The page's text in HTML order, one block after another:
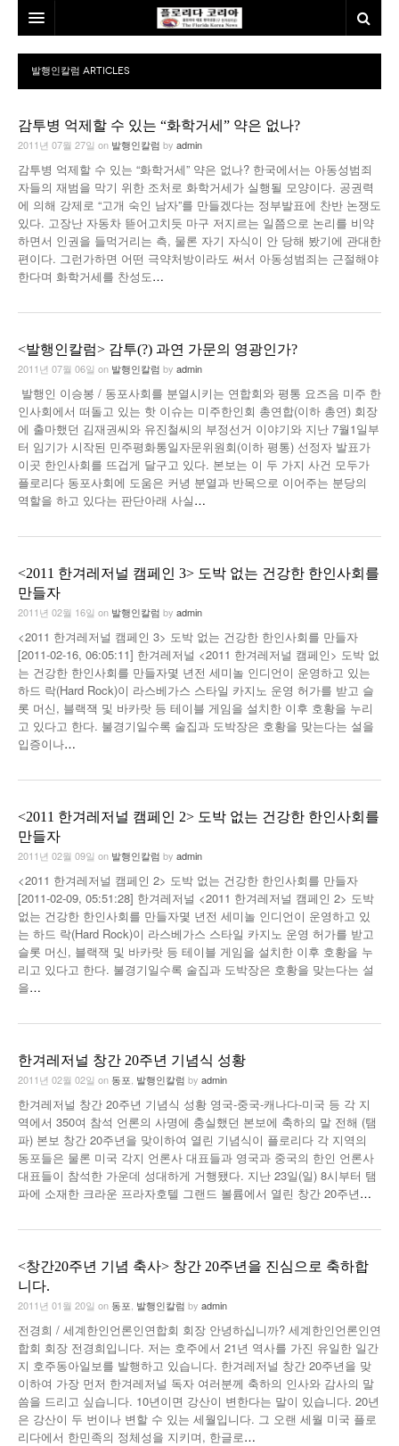
홈
본사소개
뉴스
동포
미국
칼럼
발행인칼럼
김명열칼럼
이명덕칼럼
김선옥칼럼
김원동칼럼
건강
본보특집
100인선/독자광장
100인선
독자광장
여행
인근여행지
낚시/비치
골프
인터뷰/탐방
발행인칼럼 ARTICLES
감투병 억제할 수 있는 “화학거세” 약은 없나?
2011년 07월 27일 on 발행인칼럼 by admin
감투병 억제할 수 있는 “화학거세” 약은 없나? 한국에서는 아동성범죄
자들의 재범을 막기 위한 조처로 화학거세가 실행될 모양이다. 공권력
에 의해 강제로 “고개 숙인 남자”를 만들겠다는 정부발표에 찬반 논쟁도
있다. 고장난 자동차 뜯어고치듯 마구 저지르는 일쯤으로 논리를 비약
하면서 인권을 들먹거리는 측, 물론 자기 자식이 안 당해 봤기에 관대한
편이다. 그런가하면 어떤 극약처방이라도 써서 아동성범죄는 근절해야
한다며 화학거세를 찬성도…
<발행인칼럼> 감투(?) 과연 가문의 영광인가?
2011년 07월 06일 on 발행인칼럼 by admin
발행인 이승봉 / 동포사회를 분열시키는 연합회와 평통 요즈음 미주 한
인사회에서 떠돌고 있는 핫 이슈는 미주한인회 총연합(이하 총연) 회장
에 출마했던 김재권씨와 유진철씨의 부정선거 이야기와 지난 7월1일부
터 임기가 시작된 민주평화통일자문위원회(이하 평통) 선정자 발표가
이곳 한인사회를 뜨겁게 달구고 있다. 본보는 이 두 가지 사건 모두가
플로리다 동포사회에 도움은 커녕 분열과 반목으로 이어주는 분당의
역할을 하고 있다는 판단아래 사실…
<2011 한겨레저널 캠페인 3> 도박 없는 건강한 한인사회를
만들자
2011년 02월 16일 on 발행인칼럼 by admin
<2011 한겨레저널 캠페인 3> 도박 없는 건강한 한인사회를 만들자
[2011-02-16, 06:05:11] 한겨레저널 <2011 한겨레저널 캠페인> 도박 없
는 건강한 한인사회를 만들자몇 년전 세미놀 인디언이 운영하고 있는
하드 락(Hard Rock)이 라스베가스 스타일 카지노 운영 허가를 받고 슬
롯 머신, 블랙잭 및 바카랏 등 테이블 게임을 설치한 이후 호황을 누리
고 있다고 한다. 불경기일수록 술집과 도박장은 호황을 맞는다는 설을
입증이나…
<2011 한겨레저널 캠페인 2> 도박 없는 건강한 한인사회를
만들자
2011년 02월 09일 on 발행인칼럼 by admin
<2011 한겨레저널 캠페인 2> 도박 없는 건강한 한인사회를 만들자
[2011-02-09, 05:51:28] 한겨레저널 <2011 한겨레저널 캠페인 2> 도박
없는 건강한 한인사회를 만들자몇 년전 세미놀 인디언이 운영하고 있
는 하드 락(Hard Rock)이 라스베가스 스타일 카지노 운영 허가를 받고
슬롯 머신, 블랙잭 및 바카랏 등 테이블 게임을 설치한 이후 호황을 누
리고 있다고 한다. 불경기일수록 술집과 도박장은 호황을 맞는다는 설
을…
한겨레저널 창간 20주년 기념식 성황
2011년 02월 02일 on 동포 발행인칼럼 by admin
한겨레저널 창간 20주년 기념식 성황 영국-중국-캐나다-미국 등 각 지
역에서 350여 참석 언론의 사명에 충실했던 본보에 축하의 말 전해 (탬
파) 본보 창간 20주년을 맞이하여 열린 기념식이 플로리다 각 지역의
동포들은 물론 미국 각지 언론사 대표들과 영국과 중국의 한인 언론사
대표들이 참석한 가운데 성대하게 거행됐다. 지난 23일(일) 8시부터 탬
파에 소재한 크라운 프라자호텔 그랜드 볼륨에서 열린 창간 20주년…
<창간20주년 기념 축사> 창간 20주년을 진심으로 축하합
니다.
2011년 01월 20일 on 동포 발행인칼럼 by admin
전경희 / 세계한인언론인연합회 회장 안녕하십니까? 세계한인언론인연
합회 회장 전경희입니다. 저는 호주에서 21년 역사를 가진 유일한 일간
지 호주동아일보를 발행하고 있습니다. 한겨레저널 창간 20주년을 맞
이하여 가장 먼저 한겨레저널 독자 여러분께 축하의 인사와 감사의 말
씀을 드리고 싶습니다. 10년이면 강산이 변한다는 말이 있습니다. 20년
은 강산이 두 번이나 변할 수 있는 세월입니다. 그 오랜 세월 미국 플로
리다에서 한민족의 정체성을 지키며, 한글로…